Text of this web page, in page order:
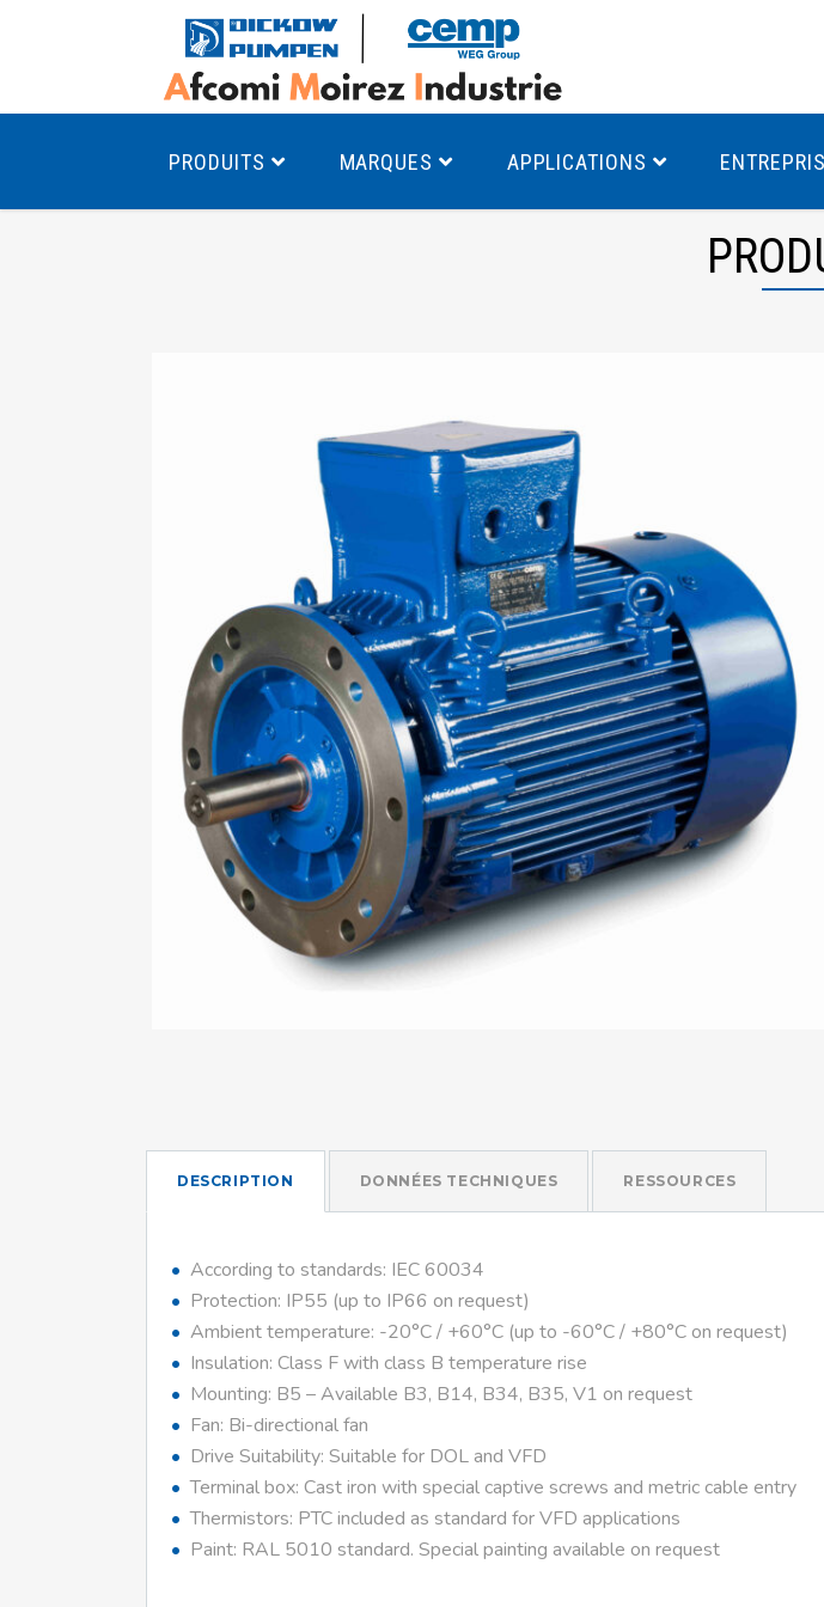
PRODUITS
Pompes à engrenages
Moteurs Antidéflagrants ÉCO T4
Moteurs Antidéflagrants ÉCO T3
Moteurs standards (non
Antidéflagrants)
Moteurs Antidéflagrants NEMA
(Normes Américaines)
MARQUES APPLICATIONS
DESCRIPTION DONNÉES TECHNIQUES RESSOURCES
According to standards: IEC 60034
Protection: IP55 (up to IP66 on request)
Ambient temperature: -20°C / +60°C (up to -60°C / +80°C on request)
Insulation: Class F with class B temperature rise
Mounting: B5 – Available B3, B14, B34, B35, V1 on request
Fan: Bi-directional fan
Drive Suitability: Suitable for DOL and VFD
Terminal box: Cast iron with special captive screws and metric cable entry
Thermistors: PTC included as standard for VFD applications
Paint: RAL 5010 standard. Special painting available on request